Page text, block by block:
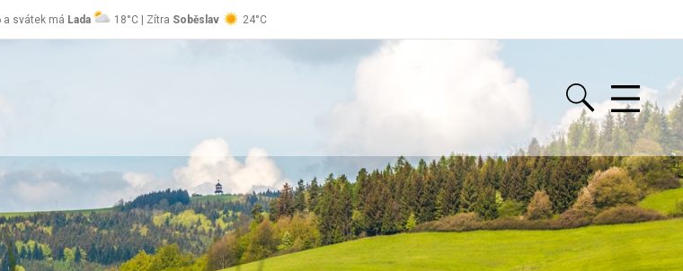
a svátek má Lada 18°C | Zítra Soběslav 24°C